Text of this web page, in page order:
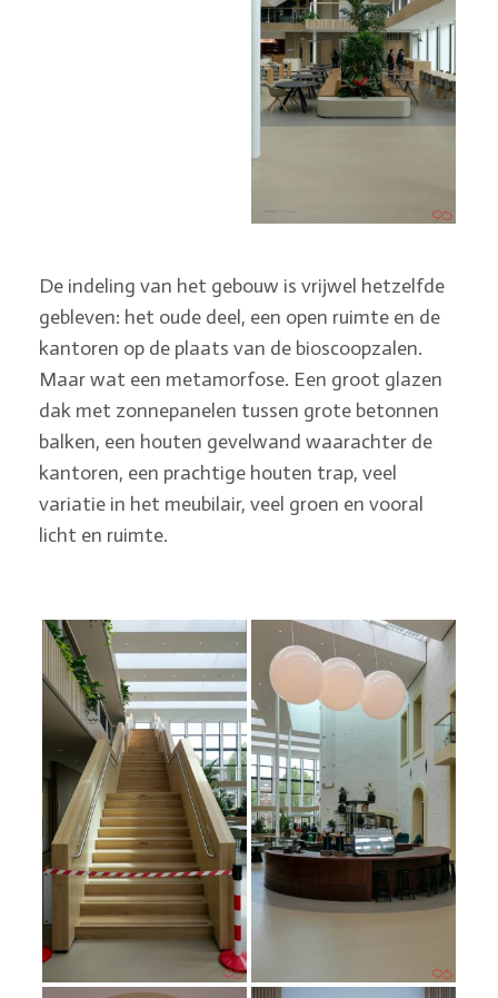
De indeling van het gebouw is vrijwel hetzelfde
gebleven: het oude deel, een open ruimte en de
kantoren op de plaats van de bioscoopzalen.
Maar wat een metamorfose. Een groot glazen
dak met zonnepanelen tussen grote betonnen
balken, een houten gevelwand waarachter de
kantoren, een prachtige houten trap, veel
variatie in het meubilair, veel groen en vooral
licht en ruimte.